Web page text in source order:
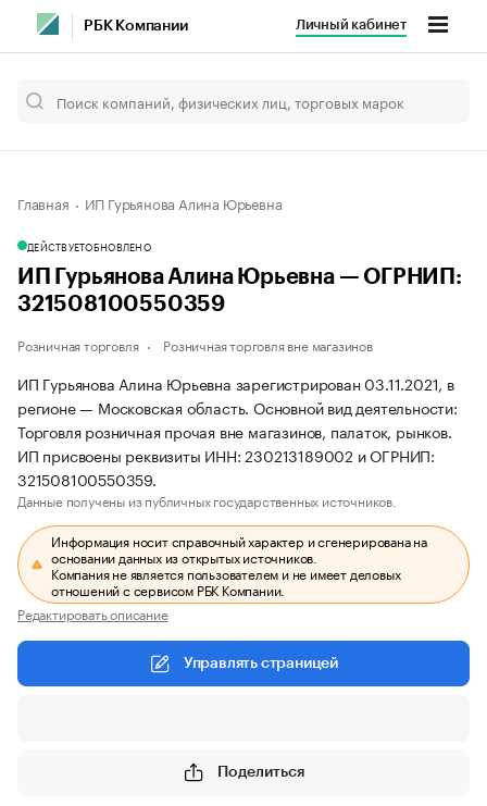
РБК Компании Личный кабинет
Главная ИП Гурьянова Алина Юрьевна
ДЕЙСТВУЕТОБНОВЛЕНО
ИП Гурьянова Алина Юрьевна — ОГРНИП:
321508100550359
Розничная торговля Розничная торговля вне магазинов
ИП Гурьянова Алина Юрьевна зарегистрирован 03.11.2021, в
регионе — Московская область. Основной вид деятельности:
Торговля розничная прочая вне магазинов, палаток, рынков.
ИП присвоены реквизиты ИНН: 230213189002 и ОГРНИП:
321508100550359.
Данные получены из публичных государственных источников.
Информация носит справочный характер и сгенерирована на
основании данных из открытых источников.
Компания не является пользователем и не имеет деловых
отношений с сервисом РБК Компании.
Редактировать описание
Управлять страницей
Поделиться